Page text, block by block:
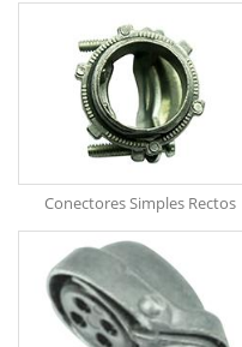
Conectores Simples Rectos